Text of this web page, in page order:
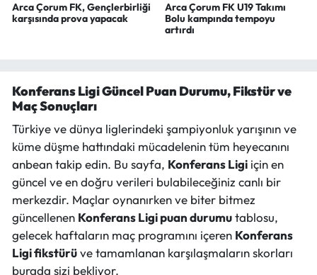
Arca Çorum FK, Gençlerbirliği
karşısında prova yapacak
Arca Çorum FK U19 Takımı
Bolu kampında tempoyu
artırdı
Konferans Ligi Güncel Puan Durumu, Fikstür ve
Maç Sonuçları
Türkiye ve dünya liglerindeki şampiyonluk yarışının ve
küme düşme hattındaki mücadelenin tüm heyecanını
anbean takip edin. Bu sayfa, Konferans Ligi için en
güncel ve en doğru verileri bulabileceğiniz canlı bir
merkezdir. Maçlar oynanırken ve biter bitmez
güncellenen Konferans Ligi puan durumutablosu,
gelecek haftaların maç programını içeren Konferans
Ligi fikstürüve tamamlanan karşılaşmaların skorları
burada sizi bekliyor.